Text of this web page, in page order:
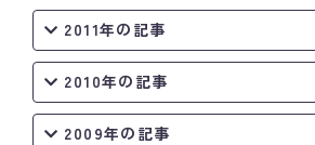
2011年の記事
2010年の記事
2009年の記事